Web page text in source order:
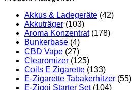
Akkus & Ladegeräte (42)
Akkuträger (103)
Aroma Konzentrat (178)
Bunkerbase (4)
CBD Vape (27)
Clearomizer (125)
Coils E Zigarette (133)
E-Zigarette Tabakerhitzer (55)
E-Ziggi Starter Set (104)